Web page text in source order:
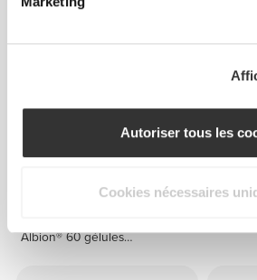
Autoriser tous les
Cookies nécessaires
Albion® 60 gélules
CHF